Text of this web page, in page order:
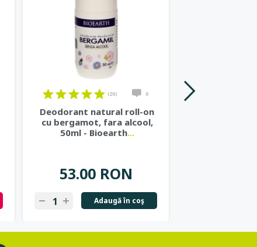
(20) 0
Deodorant natural roll-on
cu bergamot, fara alcool,
50ml - Bioearth...
53.00 RON
Adaugă în coş